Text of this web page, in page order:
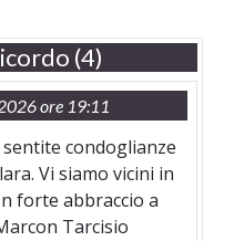
(4)
ore 19:11
condoglianze
Vi siamo vicini in
forte abbraccio a
Tarcisio